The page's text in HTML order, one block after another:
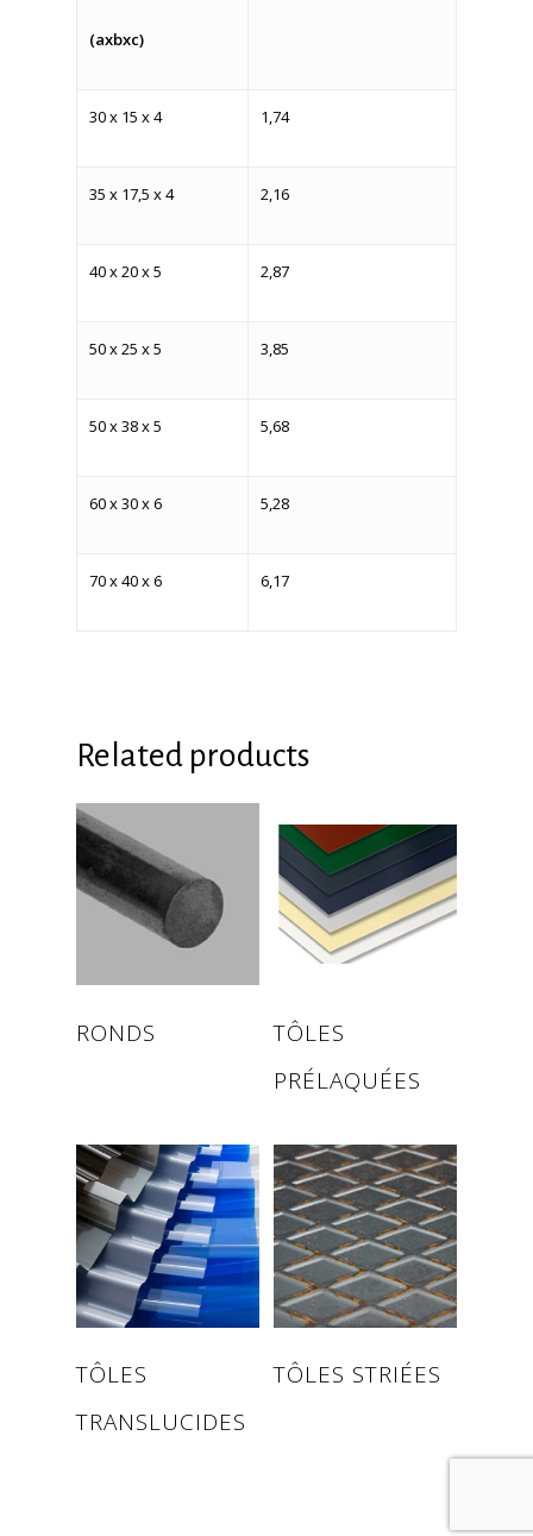
(axbxc)
30 x 15 x 4 1,74
35 x 17,5 x 4 2,16
40 x 20 x 5 2,87
50 x 25 x 5 3,85
50 x 38 x 5 5,68
60 x 30 x 6 5,28
70 x 40 x 6 6,17
Related products
RONDS
TÔLES
PRÉLAQUÉES
TÔLES
TRANSLUCIDES
TÔLES STRIÉES